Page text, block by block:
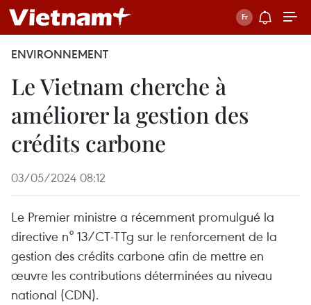
ENVIRONNEMENT
Le Vietnam cherche à
améliorer la gestion des
crédits carbone
03/05/2024 08:12
Le Premier ministre a récemment promulgué la
directive n° 13/CT-TTg sur le renforcement de la
gestion des crédits carbone afin de mettre en
œuvre les contributions déterminées au niveau
national (CDN).